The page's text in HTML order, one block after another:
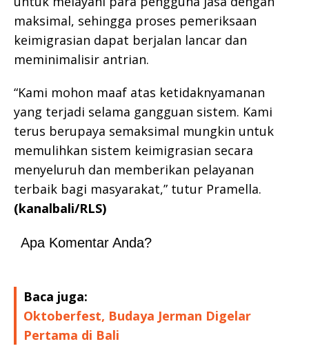
maksimal, sehingga proses pemeriksaan
keimigrasian dapat berjalan lancar dan
meminimalisir antrian.
“Kami mohon maaf atas ketidaknyamanan
yang terjadi selama gangguan sistem. Kami
terus berupaya semaksimal mungkin untuk
memulihkan sistem keimigrasian secara
menyeluruh dan memberikan pelayanan
terbaik bagi masyarakat,” tutur Pramella.
(kanalbali/RLS)
Apa Komentar Anda?
Baca juga:
Oktoberfest, Budaya Jerman Digelar
Pertama di Bali